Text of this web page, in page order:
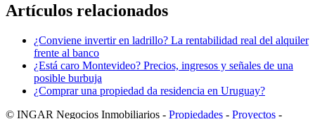
Artículos relacionados
¿Conviene invertir en ladrillo? La rentabilidad real del alquiler
frente al banco
¿Está caro Montevideo? Precios, ingresos y señales de una
posible burbuja
¿Comprar una propiedad da residencia en Uruguay?
© INGAR Negocios Inmobiliarios - Propiedades - Proyectos -